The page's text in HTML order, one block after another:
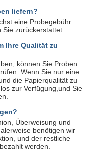
liefern?
eine Probegebühr.
zurückerstattet.
Ihre Qualität zu
können Sie Proben
Wenn Sie nur eine
die Papierqualität zu
zur Verfügung,und Sie
Überweisung und
benötigen wir
und der restliche
werden.